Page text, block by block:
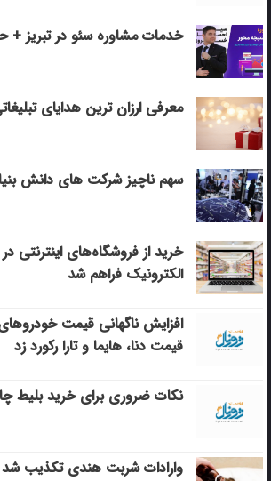
خدمات مشاوره سئو در تبریز
معرفی ارزان ترین هدایای
سهم ناچیز شرکت های دانش
خرید از فروشگاه‌های اینترنتی
الکترونیک فراهم شد
افزایش ناگهانی قیمت
قیمت دنا، هایما و تارا رکورد زد
نکات ضروری برای خرید بلیط
وارادات شربت هندی تکذیب شد